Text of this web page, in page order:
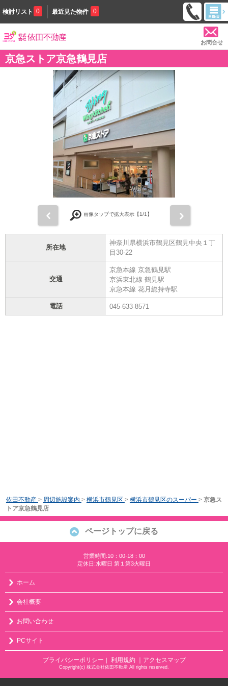
検討リスト 0 最近見た物件 0
お問合せ
京急ストア京急鶴見店
画像タップで拡大表示【1/1】
所在地
神奈川県横浜市鶴見区鶴見中央１丁
目30-22
交通
京急本線 京急鶴見駅
京浜東北線 鶴見駅
京急本線 花月総持寺駅
電話 045-633-8571
依田不動産 > 周辺施設案内 > 横浜市鶴見区 > 横浜市鶴見区のスーパー > 京急ス
トア京急鶴見店
ページトップに戻る
営業時間:10：00-18：00
定休日:水曜日 第１第3火曜日
ホーム
会社概要
お問い合わせ
PCサイト
プライバシーポリシー ｜ 利用規約 ｜アクセスマップ
Copyright(c) 株式会社依田不動産 All rights reserved.